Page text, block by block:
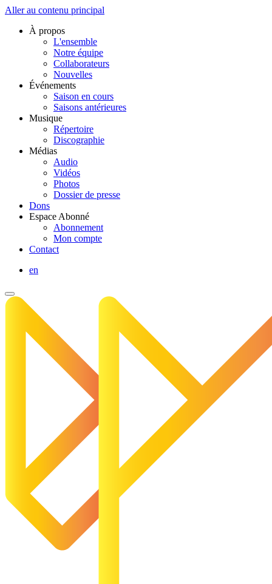
Aller au contenu principal
À propos
L'ensemble
Notre équipe
Collaborateurs
Nouvelles
Événements
Saison en cours
Saisons antérieures
Musique
Répertoire
Discographie
Médias
Audio
Vidéos
Photos
Dossier de presse
Dons
Espace Abonné
Abonnement
Mon compte
Contact
en